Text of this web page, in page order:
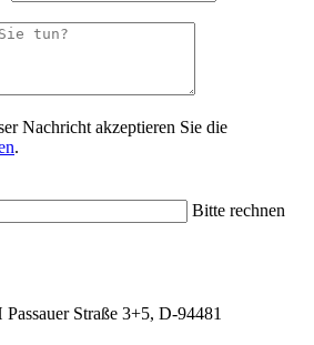
Nachricht akzeptieren Sie die
.
Bitte rechnen
Passauer Straße 3+5, D-94481